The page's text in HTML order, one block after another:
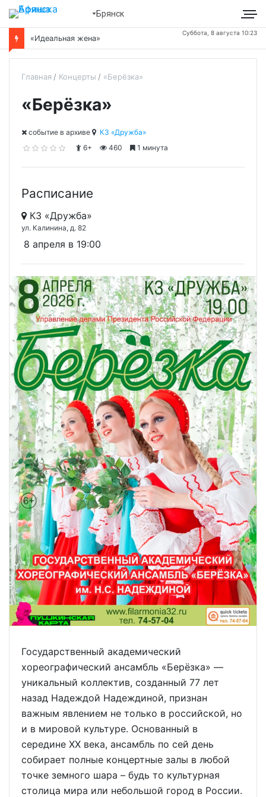
Брянск
«Идеальная жена»
Суббота, 8 августа 10:23
Главная Концерты «Берёзка»
«Берёзка»
cобытие в архиве
КЗ «Дружба»
6+
460 1 минута
Расписание
КЗ «Дружба»
ул. Калинина, д. 82
8 апреля в 19:00
Государственный академический
хореографический ансамбль «Берёзка» —
уникальный коллектив, созданный 77 лет
назад Надеждой Надеждиной, признан
важным явлением не только в российской, но
и в мировой культуре. Основанный в
середине XX века, ансамбль по сей день
собирает полные концертные залы в любой
точке земного шара – будь то культурная
столица мира или небольшой город в России.